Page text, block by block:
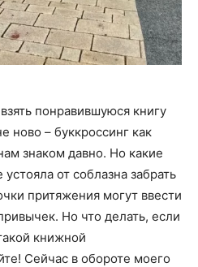
понравившуюся книгу
ново – буккроссинг как
знаком давно. Но какие
от соблазна забрать
притяжения могут ввести
Но что делать, если
книжной
Сейчас в обороте моего